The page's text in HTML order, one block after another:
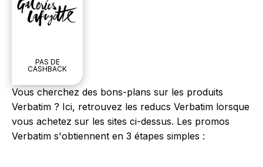
PAS DE
CASHBACK
Vous cherchez des bons-plans sur les produits
Verbatim ? Ici, retrouvez les reducs Verbatim lorsque
vous achetez sur les sites ci-dessus. Les promos
Verbatim s'obtiennent en 3 étapes simples :